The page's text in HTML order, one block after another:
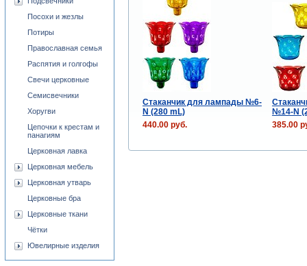
Стаканчик для лампады №6-
N (280 mL)
№14-N
440.00 руб.
385.00
Посохи и жезлы
Потиры
Православная семья
Распятия и голгофы
Свечи церковные
Семисвечники
Хоругви
Цепочки к крестам и
панагиям
Церковная лавка
Церковная мебель
Церковная утварь
Церковные бра
Церковные ткани
Чётки
Ювелирные изделия